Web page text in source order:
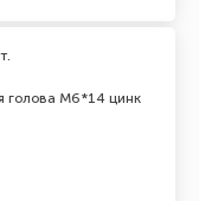
голова М6*14 цинк